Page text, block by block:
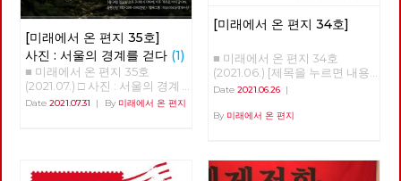
[미래에서 온 편지 35호]
사진 : 서울의 경계를 걷다 (1)
■ 미래에서 온 편지 35호
(2021.07.) □ 사진 : 서울의 경계
를 걷다 글 : 현린 사진 : 강남욱,
비트예술프로그램 '경계사진' 참
Date 2021.07.31 | By 미래에서 온 편지
[미래에서 온 편지 34호]
■ 미래에서 온 편지 34호
(2021.06.) [제목을 누르면 내용
을 볼 수 있습니다.] □ 편지를 띄
전환 □ 역사 : 경성의 재발견 □
차별에 찬성합니다 □ 포토에세
이 : 올려다보며 □ 편집후기 : 사
Date 2021.06.26|
By 미래에서 온 편지